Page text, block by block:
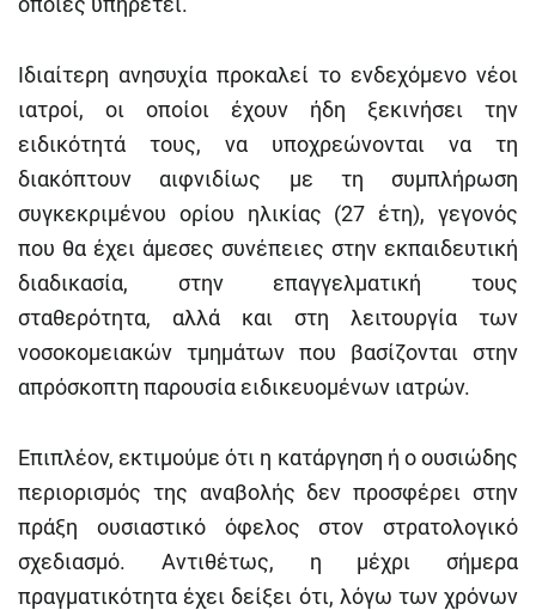
Ιδιαίτερη ανησυχία προκαλεί το ενδεχόμενο νέοι
ιατροί, οι οποίοι έχουν ήδη ξεκινήσει την
ειδικότητά τους, να υποχρεώνονται να τη
διακόπτουν αιφνιδίως με τη συμπλήρωση
συγκεκριμένου ορίου ηλικίας (27 έτη), γεγονός
που θα έχει άμεσες συνέπειες στην εκπαιδευτική
διαδικασία, στην επαγγελματική τους
σταθερότητα, αλλά και στη λειτουργία των
νοσοκομειακών τμημάτων που βασίζονται στην
απρόσκοπτη παρουσία ειδικευομένων ιατρών.
Επιπλέον, εκτιμούμε ότι η κατάργηση ή ο ουσιώδης
περιορισμός της αναβολής δεν προσφέρει στην
πράξη ουσιαστικό όφελος στον στρατολογικό
σχεδιασμό. Αντιθέτως, η μέχρι σήμερα
πραγματικότητα έχει δείξει ότι, λόγω των χρόνων